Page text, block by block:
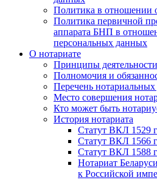
Политика в отношении
Политика первичной
аппарата БНП в
персональных данных
О нотариате
Принципы
Полномочия и
Перечень нотариальных
Место совершения
Кто может быть
История нотариата
Статут ВКЛ 1529
Статут ВКЛ 1566
Статут ВКЛ 1588
Нотариат
к Российской